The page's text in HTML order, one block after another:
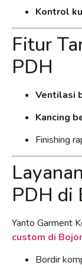
Kontrol
Fitur
PDH
Ventilasi
Kancing
Finishing
PDH di
Yanto Garment
custom di
Bordir